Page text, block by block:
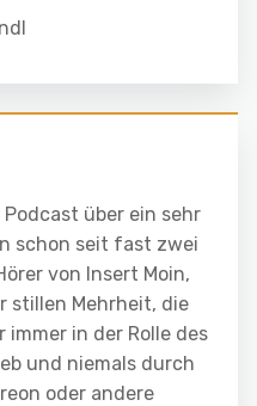
über ein sehr
schon seit fast zwei
von Insert Moin,
stillen Mehrheit, die
immer in der Rolle des
und niemals durch
oder andere